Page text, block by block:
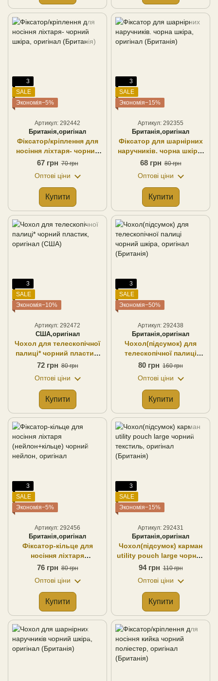
3
SALE
Экономія−5%
Артикул: 292442
Британія,оригінал
Фіксатор/кріплення для
носіння ліхтаря- чорний
шкіра, оригінал
67 грн 70 грн
Оптові ціни
Купити
3
SALE
Экономія−15%
Артикул: 292355
Британія,оригінал
Фіксатор для шарнірних
наручників. чорна шкіра,
оригінал (Британія)
68 грн 80 грн
Оптові ціни
Купити
3
SALE
Экономія−10%
Артикул: 292472
США,оригінал
Чохол для телескопічної
палиці* чорний пластик,
оригінал (США)
72 грн 80 грн
Оптові ціни
Купити
3
SALE
Экономія−50%
Артикул: 292438
Британія,оригінал
Чохол(підсумок) для
телескопічної палиці
чорний шкіра, оригінал
80 грн 160 грн
Оптові ціни
Купити
3
SALE
Экономія−5%
Артикул: 292456
Британія,оригінал
Фіксатор-кільце для
носіння ліхтаря
(нейлон+кільце) чорний
76 грн 80 грн
Оптові ціни
Купити
3
SALE
Экономія−15%
Артикул: 292431
Британія,оригінал
Чохол(підсумок) карман
utility pouch large чорний
текстиль, оригінал
94 грн 110 грн
Оптові ціни
Купити